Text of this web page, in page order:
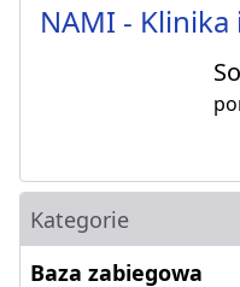
NAMI -
Kategorie
Baza zabiegowa